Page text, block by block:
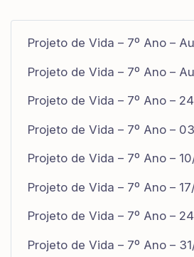
Projeto de Vida – 7º Ano –
Projeto de Vida – 7º Ano –
Projeto de Vida – 7º Ano –
Projeto de Vida – 7º Ano –
Projeto de Vida – 7º Ano –
Projeto de Vida – 7º Ano –
Projeto de Vida – 7º Ano –
Projeto de Vida – 7º Ano –